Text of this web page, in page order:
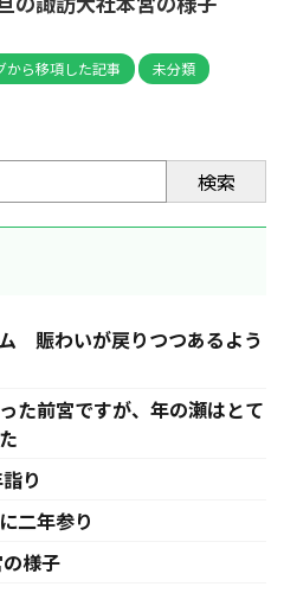
から移項した記事 未分類
検索
賑わいが戻りつつあるよう
た前宮ですが、年の瀬はとて
り
二年参り
様子